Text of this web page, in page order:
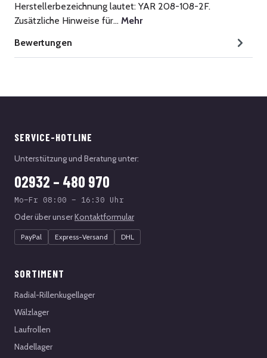
Herstellerbezeichnung lautet: YAR 208-108-2F.
Zusätzliche Hinweise für… Mehr
Bewertungen
SERVICE-HOTLINE
Unterstützung und Beratung unter:
02932 – 480 970
Mo–Fr 08:00 – 16:30 Uhr
Oder über unserKontaktformular
PayPal Express-Versand DHL
SORTIMENT
Radial-Rillenkugellager
Wälzlager
Laufrollen
Nadellager